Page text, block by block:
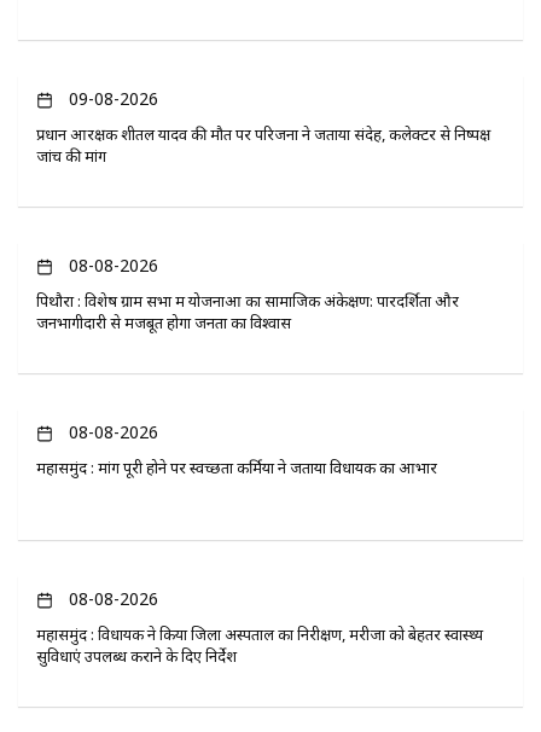
09-08-2026
प्रधान आरक्षक शीतल यादव की मौत पर परिजनों ने जताया संदेह, कलेक्टर से निष्पक्ष
जांच की मांग
08-08-2026
पिथौरा : विशेष ग्राम सभा में योजनाओं का सामाजिक अंकेक्षण: पारदर्शिता और
जनभागीदारी से मजबूत होगा जनता का विश्वास
08-08-2026
महासमुंद : मांग पूरी होने पर स्वच्छता कर्मियों ने जताया विधायक का आभार
08-08-2026
महासमुंद : विधायक ने किया जिला अस्पताल का निरीक्षण, मरीजों को बेहतर स्वास्थ्य
सुविधाएं उपलब्ध कराने के दिए निर्देश